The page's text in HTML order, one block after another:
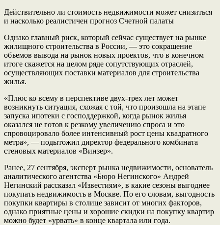
Действительно ли стоимость недвижимости может снизиться
и насколько реалистичен прогноз Счетной палаты
Однако главный риск, который сейчас существует на рынке
жилищного строительства в России, — это сокращение
объемов вывода на рынок новых проектов, что в конечном
итоге скажется на целом ряде сопутствующих отраслей,
осуществляющих поставки материалов для строительства
жилья.
«Плюс ко всему в перспективе двух-трех лет может
возникнуть ситуация, схожая с той, что произошла на этапе
запуска ипотеки с господдержкой, когда рынок жилья
оказался не готов к резкому увеличению спроса и это
спровоцировало более интенсивный рост цены квадратного
метра», — подытожил директор федерального комбината
стеновых материалов «Винзер».
Ранее, 27 сентября, эксперт рынка недвижимости, основатель
аналитического агентства «Бюро Негинского» Андрей
Негинский рассказал «Известиям», в какие сезоны выгоднее
покупать недвижимость в Москве. По его словам, выгодность
покупки квартиры в столице зависит от многих факторов,
однако приятные цены и хорошие скидки на покупку квартир
можно будет «урвать» в конце квартала или года.